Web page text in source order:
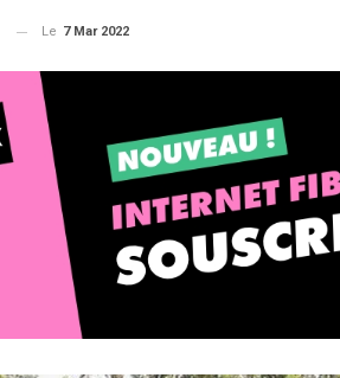
Le 7 Mar 2022